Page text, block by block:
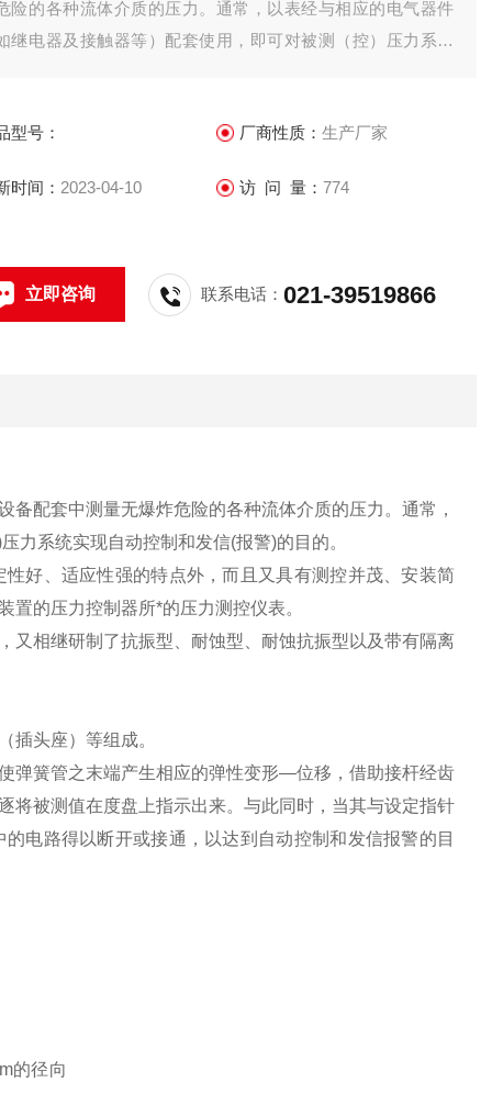
险的各种流体介质的压力。通常，以表经与相应的电气器件
如继电器及接触器等）配套使用，即可对被测（控）压力系统
型号： 厂商性质： 生产厂家
时间： 2023-04-10 访 问 量： 774
立即咨询 联系电话：021-39519866
配套中测量无爆炸危险的各种流体介质的压力。通常，
力系统实现自动控制和发信(报警)的目的。
好、适应性强的特点外，而且又具有测控并茂、安装简
的压力控制器所*的压力测控仪表。
又相继研制了抗振型、耐蚀型、耐蚀抗振型以及带有隔离
插头座）等组成。
弹簧管之末端产生相应的弹性变形—位移，借助接杆经齿
将被测值在度盘上指示出来。与此同时，当其与设定指针
电路得以断开或接通，以达到自动控制和发信报警的目
的径向